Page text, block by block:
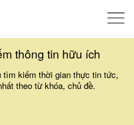
thông tin hữu ích
tìm kiếm thời gian thực tin tức,
theo từ khóa, chủ đề.